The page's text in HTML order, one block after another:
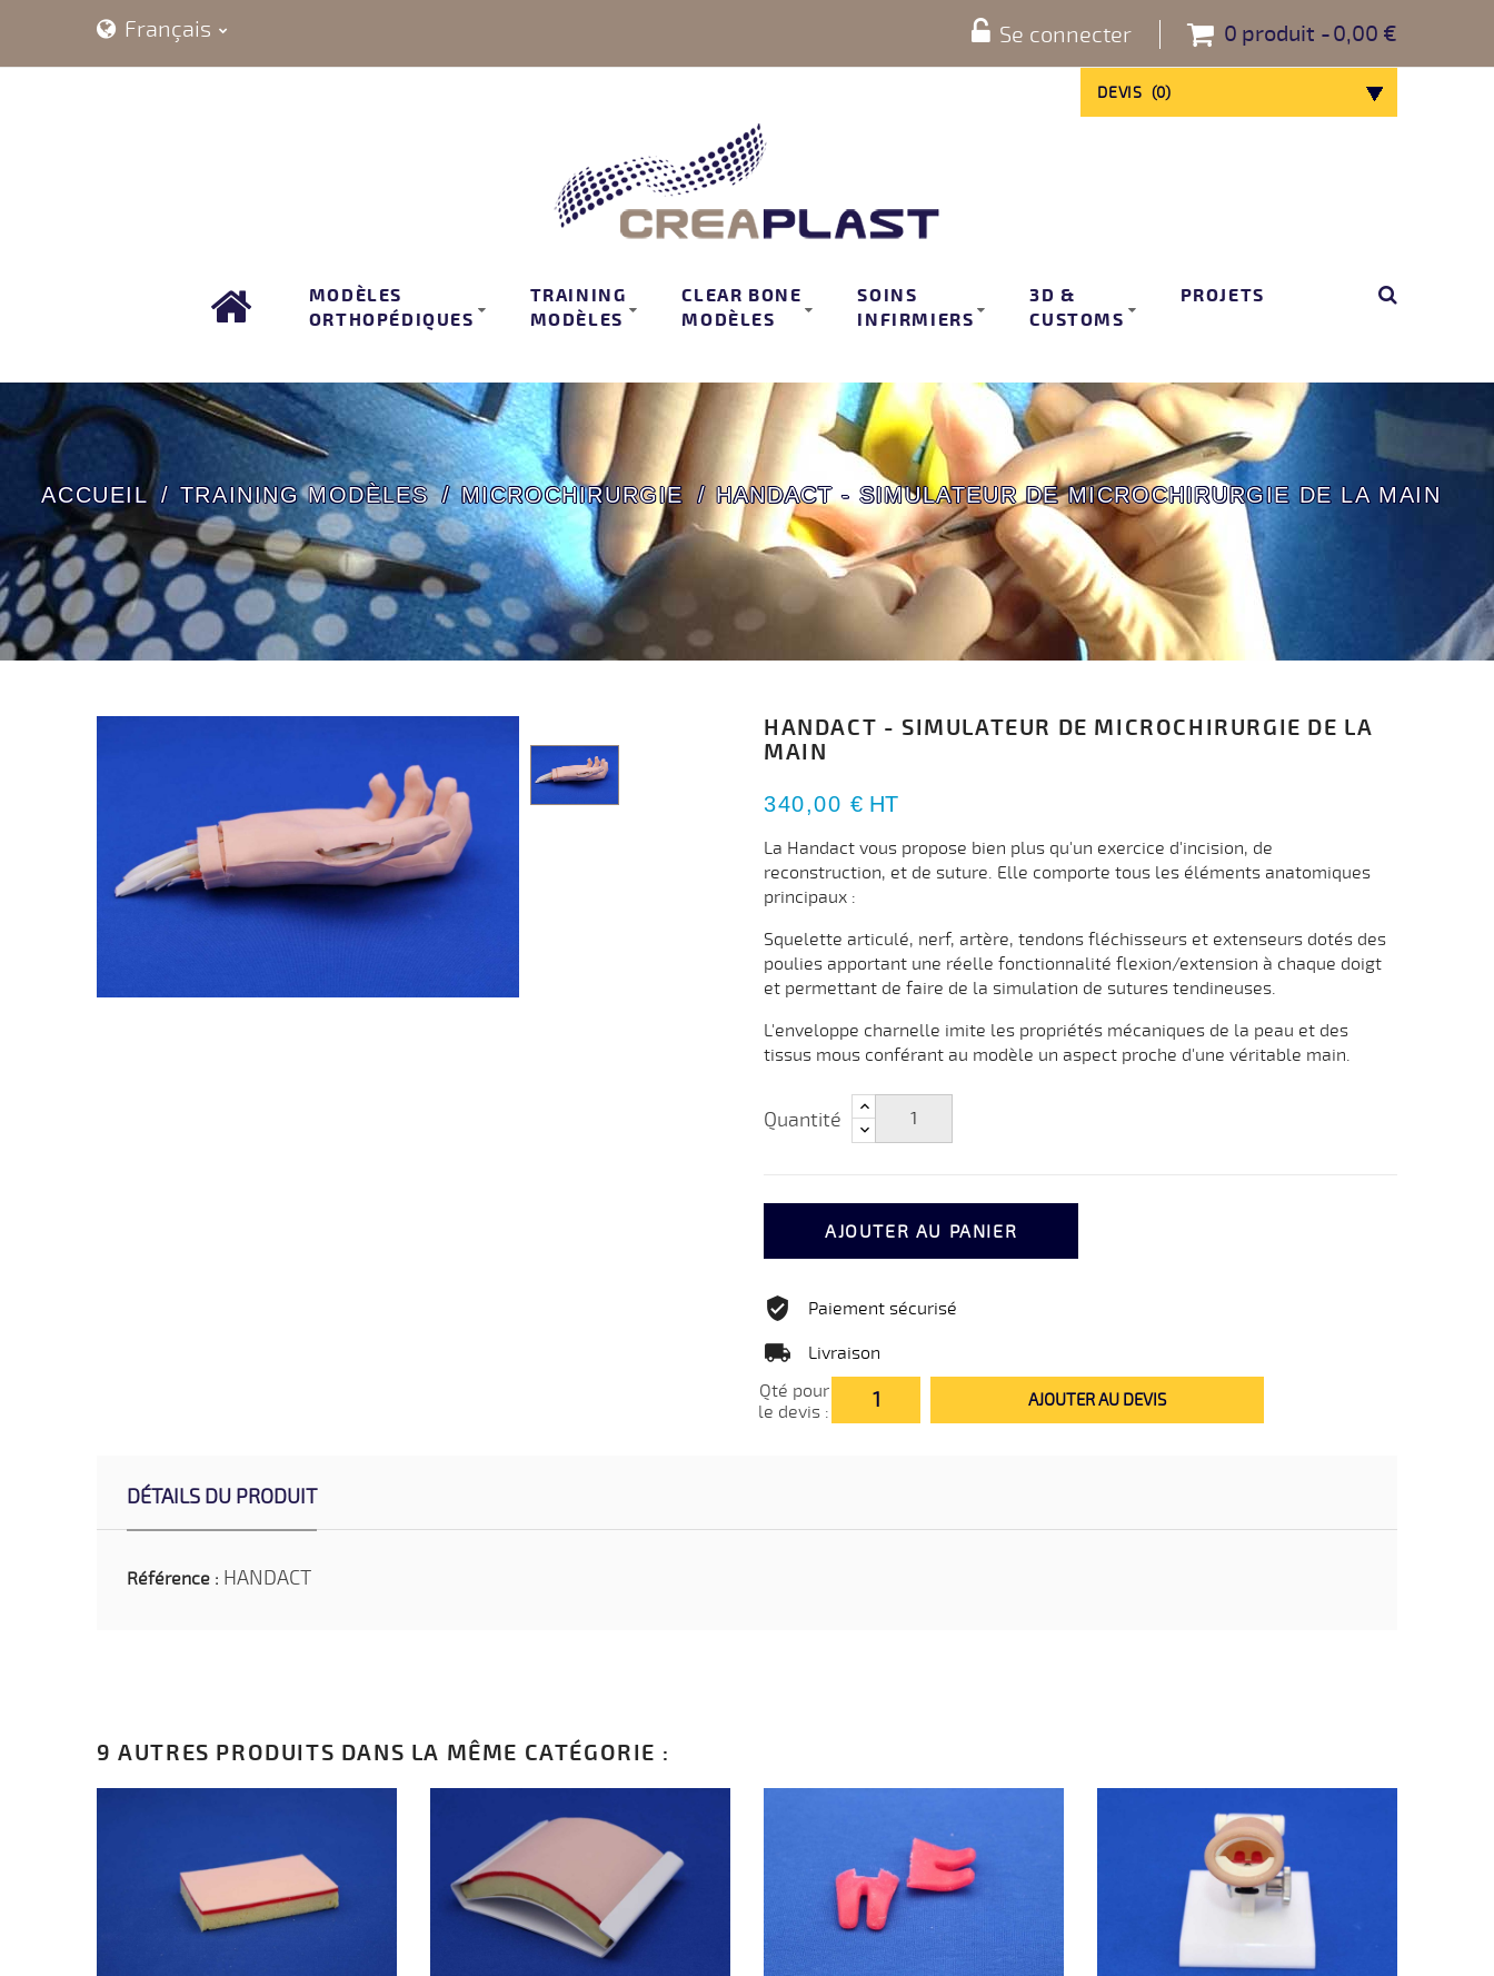
Français 0 produit 0,00 €
Se connecter
DEVIS (0)
MODÈLES
ORTHOPÉDIQUES
TRAINING
MODÈLES
CLEAR BONE
MODÈLES
SOINS
INFIRMIERS
3D &
CUSTOMS
PROJETS
ACCUEIL TRAINING MODÈLES MICROCHIRURGIE HANDACT - SIMULATEUR DE MICROCHIRURGIE DE LA MAIN
HANDACT - SIMULATEUR DE MICROCHIRURGIE DE LA
MAIN
340,00 € HT
La Handact vous propose bien plus qu'un exercice d'incision, de
reconstruction, et de suture. Elle comporte tous les éléments anatomiques
principaux :
Squelette articulé, nerf, artère, tendons fléchisseurs et extenseurs dotés des
poulies apportant une réelle fonctionnalité flexion/extension à chaque doigt
et permettant de faire de la simulation de sutures tendineuses.
L'enveloppe charnelle imite les propriétés mécaniques de la peau et des
tissus mous conférant au modèle un aspect proche d'une véritable main.
Quantité
AJOUTER AU PANIER
Paiement sécurisé
Livraison
Qté pour
le devis :
AJOUTER AU DEVIS
DÉTAILS DU PRODUIT
Référence : HANDACT
9 AUTRES PRODUITS DANS LA MÊME CATÉGORIE :